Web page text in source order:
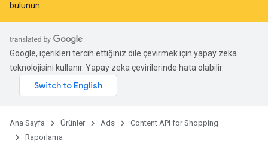
bulunun.
Google, içerikleri tercih ettiğiniz dile çevirmek için yapay zeka
teknolojisini kullanır. Yapay zeka çevirilerinde hata olabilir.
Ana Sayfa Ürünler Ads
Content API for Shopping
Raporlama